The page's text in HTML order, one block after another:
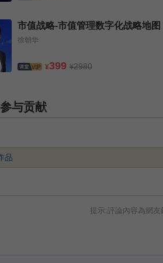
市值战略-市值管理数字化战略地图
徐朝华
¥399 ¥2980
与贡献
品
提示:評論內容為網友